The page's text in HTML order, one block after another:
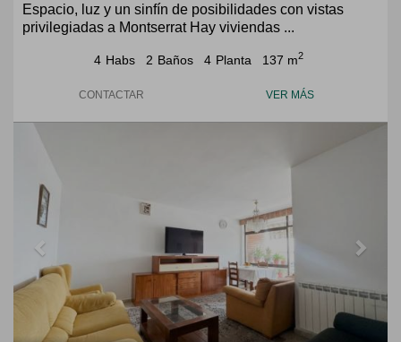
Espacio, luz y un sinfín de posibilidades con vistas
privilegiadas a Montserrat Hay viviendas ...
4 Habs 2 Baños 4 Planta 137 m2
CONTACTAR VER MÁS